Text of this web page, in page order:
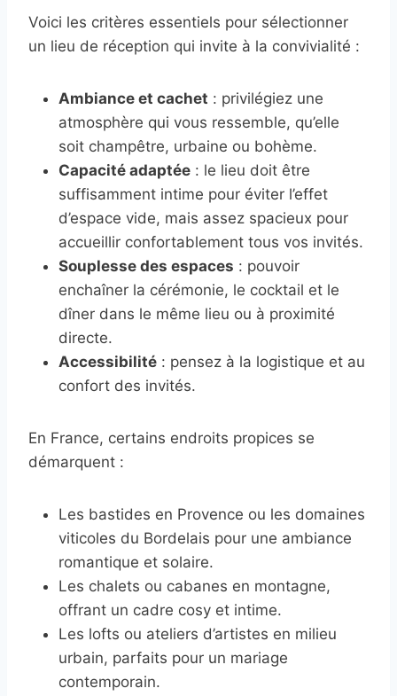
Voici les critères essentiels pour sélectionner
un lieu de réception qui invite à la convivialité :
Ambiance et cachet : privilégiez une
atmosphère qui vous ressemble, qu’elle
soit champêtre, urbaine ou bohème.
Capacité adaptée : le lieu doit être
suffisamment intime pour éviter l’effet
d’espace vide, mais assez spacieux pour
accueillir confortablement tous vos invités.
Souplesse des espaces : pouvoir
enchaîner la cérémonie, le cocktail et le
dîner dans le même lieu ou à proximité
directe.
Accessibilité : pensez à la logistique et au
confort des invités.
En France, certains endroits propices se
démarquent :
Les bastides en Provence ou les domaines
viticoles du Bordelais pour une ambiance
romantique et solaire.
Les chalets ou cabanes en montagne,
offrant un cadre cosy et intime.
Les lofts ou ateliers d’artistes en milieu
urbain, parfaits pour un mariage
contemporain.